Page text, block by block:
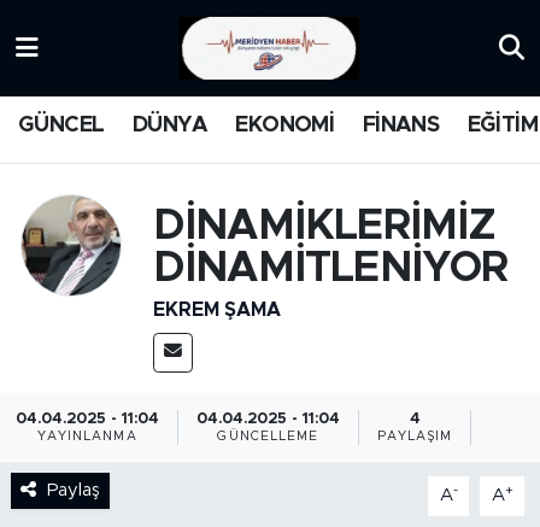
GÜNCEL DÜNYA EKONOMİ FİNANS EĞİTİM
DİNAMİKLERİMİZ
DİNAMİTLENİYOR
EKREM ŞAMA
04.04.2025 - 11:04
YAYINLANMA
04.04.2025 - 11:04
GÜNCELLEME
4
PAYLAŞIM
Paylaş A- A+
MANŞET
MEDYA
İstanbul Namaz Vakitleri
Trafik Durumu
Süper Lig Puan Durumu ve Fikstür